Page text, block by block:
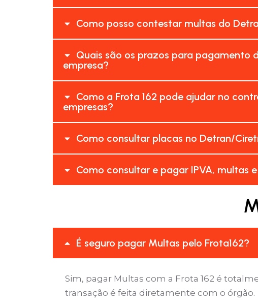
Como posso contestar multas do
Quais são os prazos para pagamento
empresa?
Como a Frota 162 pode ajudar no
empresas?
Como consultar placas no Detran/
Como consultar e pagar IPVA, multas
É seguro pagar Multas pelo Frota162?
Sim, pagar Multas com a Frota 162 é
transação é feita diretamente com o órgão.